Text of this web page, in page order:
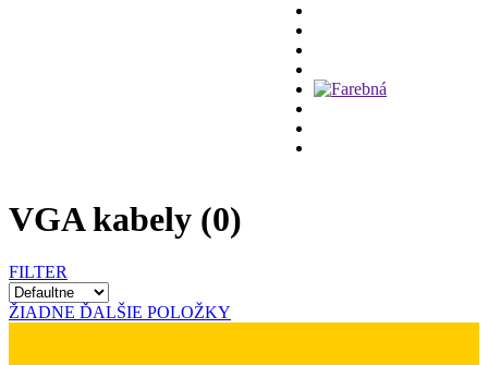
VGA kabely (0)
FILTER
ŽIADNE ĎALŠIE POLOŽKY